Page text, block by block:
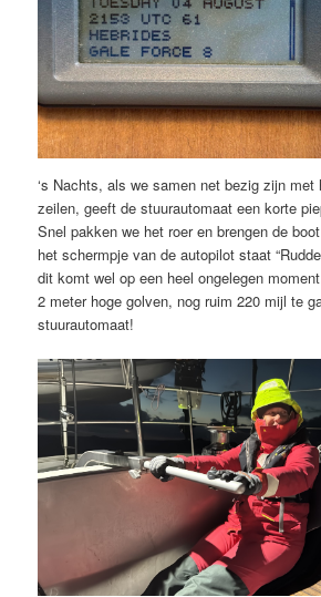
‘s Nachts, als we samen net bezig zijn
zeilen, geeft de stuurautomaat een korte
Snel pakken we het roer en brengen de
het schermpje van de autopilot staat
dit komt wel op een heel ongelegen
2 meter hoge golven, nog ruim 220 mijl te
stuurautomaat!